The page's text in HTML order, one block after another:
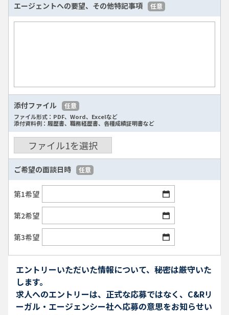
エージェントへの要望、 その他特記事項 任意
添付ファイル 任意
ファイル形式：PDF、Word、Excelなど
添付資料例：履歴書、職務経歴書、各種成績証明書など
ファイル1を選択
ご希望の面談日時 任意
第1希望
第2希望
第3希望
エントリーいただいた情報について、秘密は厳守いた
します。
求人へのエントリーは、正式な応募ではなく、C&Rリ
ーガル・エージェンシー社へ応募の意思をお知らせい